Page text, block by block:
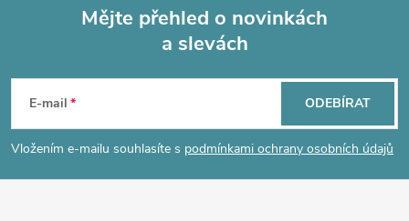
p
a
Mějte přehled o novinkách
a slevách
E-mail
Vložením e-mailu souhlasíte s podmínkami ochrany osobních údajů
ODEBÍRAT